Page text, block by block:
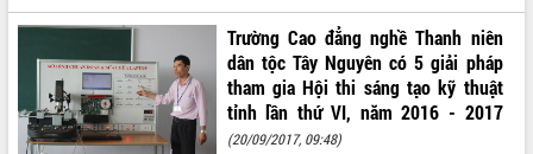
Trường Cao đẳng nghề Thanh niên
dân tộc Tây Nguyên có 5 giải pháp
tham gia Hội thi sáng tạo kỹ thuật
tỉnh lần thứ VI, năm 2016 - 2017
(20/09/2017, 09:48)